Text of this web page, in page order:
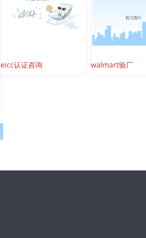
eicc认证咨询 walmart验厂